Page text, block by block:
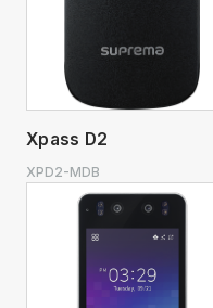
Xpass D2
XPD2-MDB